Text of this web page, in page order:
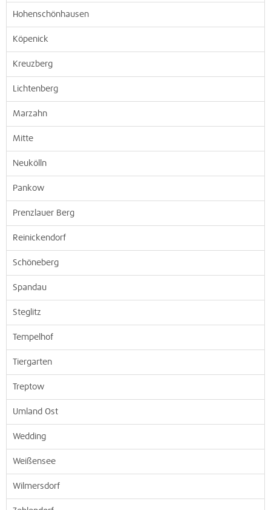
Hohenschönhausen
Köpenick
Kreuzberg
Lichtenberg
Marzahn
Mitte
Neukölln
Pankow
Prenzlauer Berg
Reinickendorf
Schöneberg
Spandau
Steglitz
Tempelhof
Tiergarten
Treptow
Umland Ost
Wedding
Weißensee
Wilmersdorf